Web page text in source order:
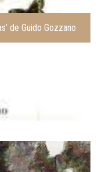
de Guido Gozzano